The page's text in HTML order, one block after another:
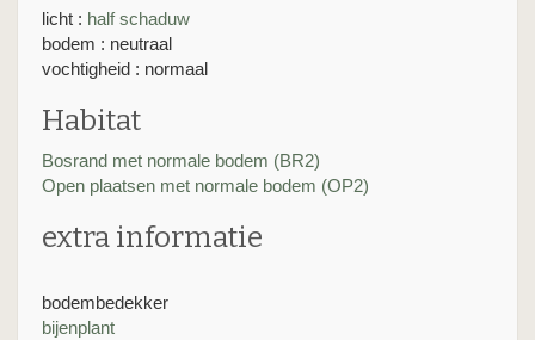
licht : half schaduw
bodem : neutraal
vochtigheid : normaal
Habitat
Bosrand met normale bodem (BR2)
Open plaatsen met normale bodem (OP2)
extra informatie
bodembedekker
bijenplant